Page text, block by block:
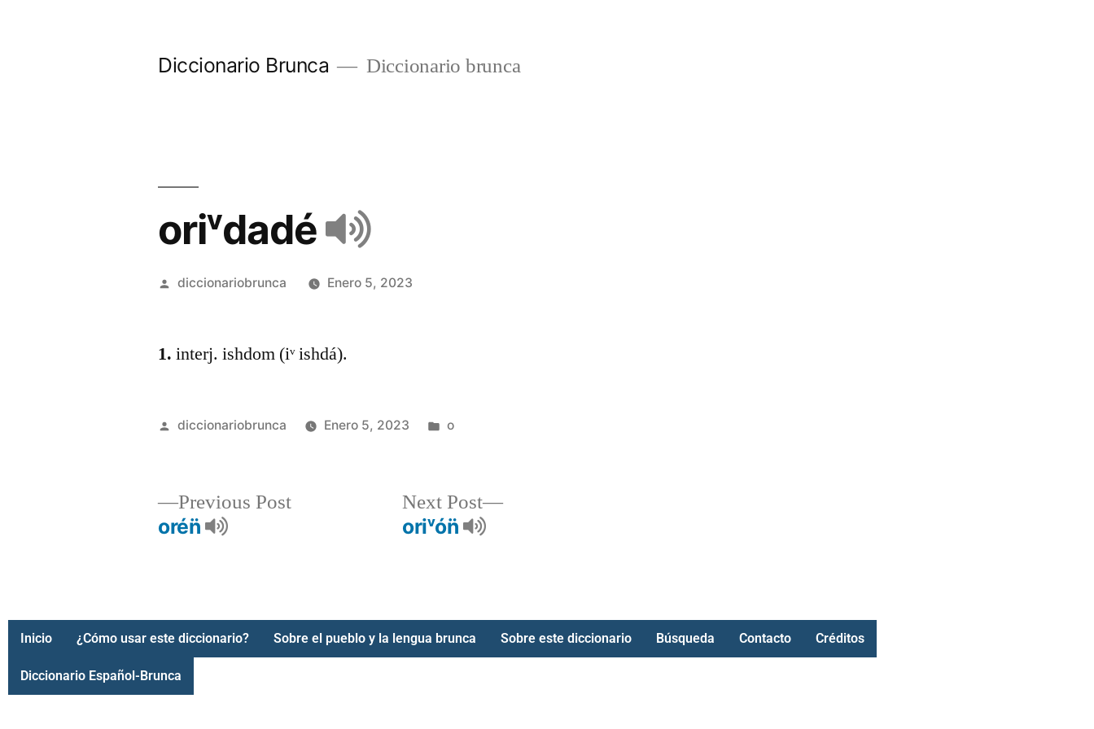
Diccionario Brunca Diccionario brunca
oriᵛdadé
diccionariobrunca Enero 5, 2023
1. interj. ishdom (iᵛ ishdá).
diccionariobrunca Enero 5, 2023 o
Previous Post
orén̈
Next Post
oriᵛón̈
Inicio ¿Cómo usar este diccionario? Sobre el pueblo y la lengua brunca Sobre este diccionario Búsqueda Contacto Créditos
Diccionario Español-Brunca